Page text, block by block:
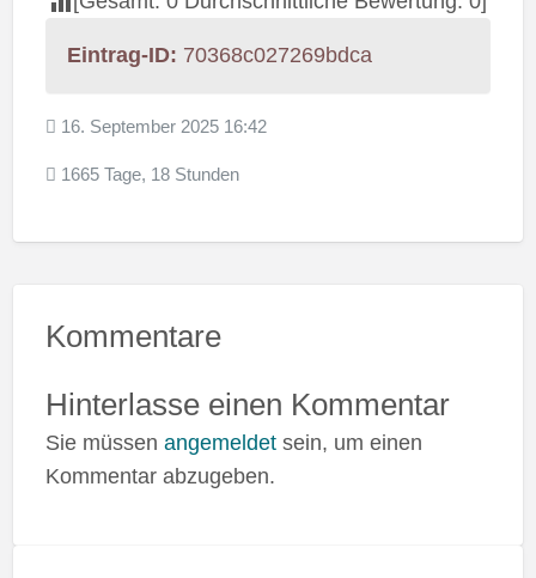
Eintrag-ID: 70368c027269bdca
16. September 2025 16:42
1665 Tage, 18 Stunden
Kommentare
Hinterlasse einen Kommentar
Sie müssen angemeldetsein, um einen
Kommentar abzugeben.